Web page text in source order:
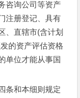
咨询公司等资产
注册登记、具有
、直辖市(含计划
的资产评估资格
单位才能从事国
和本细则规定